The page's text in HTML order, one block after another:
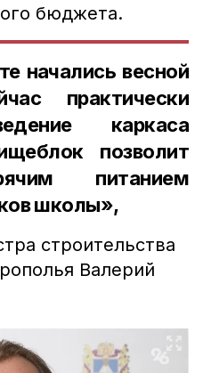
бюджета.
начались весной
практически
каркаса
позволит
питанием
школы»,
строительства
Валерий